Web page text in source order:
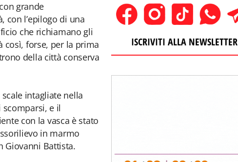
grande
con l’epilogo di una
che richiamano gli
così, forse, per la prima
della città conserva
intagliate nella
e il
con la vasca è stato
in marmo
Giovanni Battista.
ISCRIVITI ALLA NEWSLETTER